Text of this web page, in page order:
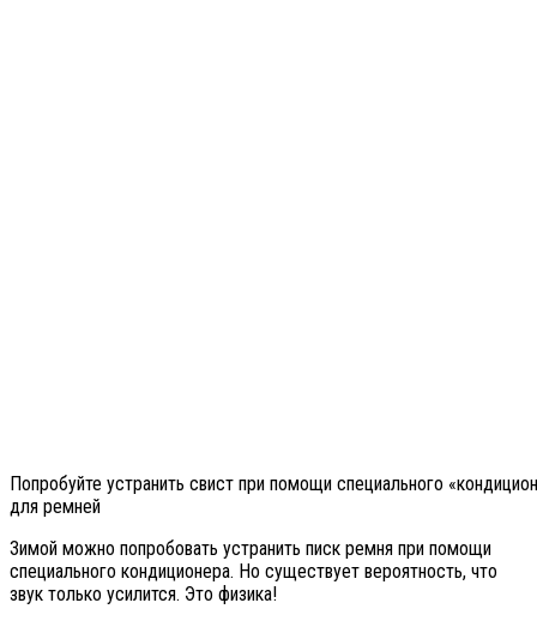
Попробуйте устранить свист при помощи специального
для ремней
Зимой можно попробовать устранить писк ремня при помощи
специального кондиционера. Но существует вероятность, что
звук только усилится. Это физика!